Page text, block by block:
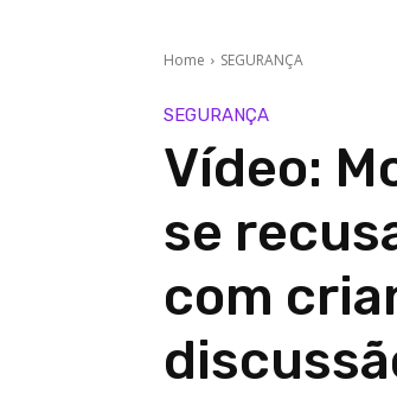
Home SEGURANÇA
SEGURANÇA
Vídeo:
se
com